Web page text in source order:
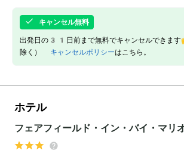
キャンセル無料
出発日の31日前まで無料でキャンセルできま
除く） キャンセルポリシーはこちら。
ホテル
フェアフィールド・イン・バイ・マリ